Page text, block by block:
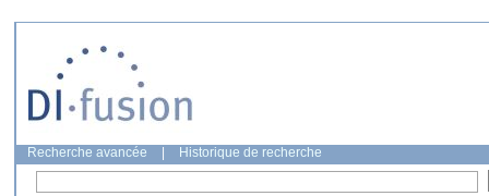
Recherche avancée Historique de recherche